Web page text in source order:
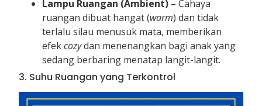
Lampu Ruangan (Ambient) – Cahaya
ruangan dibuat hangat (warm) dan tidak
terlalu silau menusuk mata, memberikan
efekcozydan menenangkan bagi anak yang
sedang berbaring menatap langit-langit.
3. Suhu Ruangan yang Terkontrol